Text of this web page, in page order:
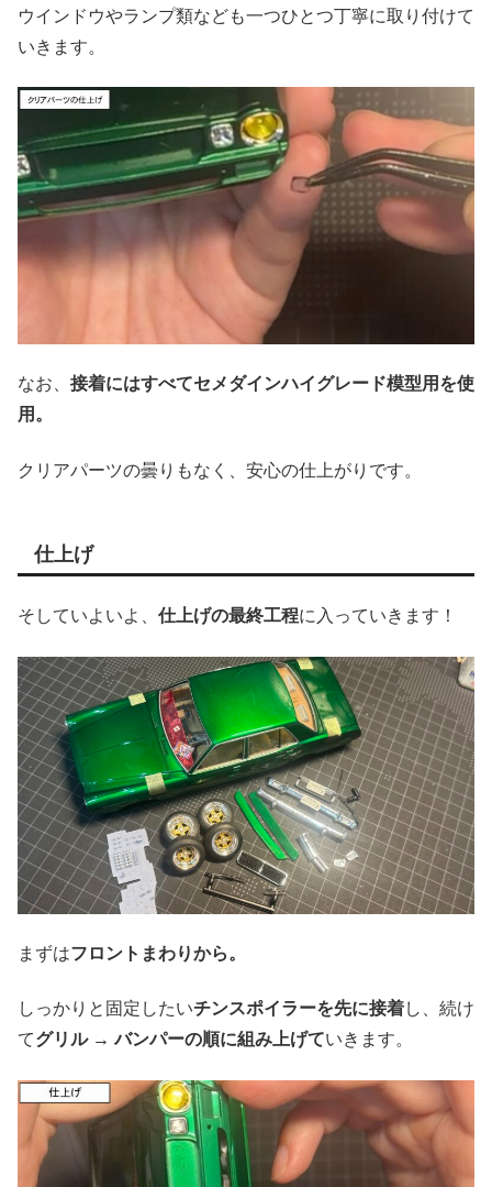
ウインドウやランプ類なども一つひとつ丁寧に取り付けて
いきます。
なお、 接着にはすべてセメダインハイグレード模型用を使
用。
クリアパーツの曇りもなく、安心の仕上がりです。
仕上げ
そしていよいよ、 仕上げの最終工程に入っていきます！
まずはフロントまわりから。
しっかりと固定したいチンスポイラーを先に接着し、続け
てグリル → バンパーの順に組み上げていきます。